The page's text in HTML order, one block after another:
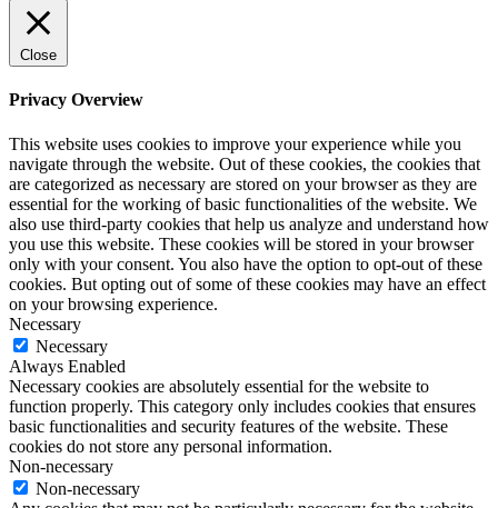
Close
Privacy Overview
This website uses cookies to improve your experience while you
navigate through the website. Out of these cookies, the cookies that
are categorized as necessary are stored on your browser as they are
essential for the working of basic functionalities of the website. We
also use third-party cookies that help us analyze and understand how
you use this website. These cookies will be stored in your browser
only with your consent. You also have the option to opt-out of these
cookies. But opting out of some of these cookies may have an effect
on your browsing experience.
Necessary
Necessary
Always Enabled
Necessary cookies are absolutely essential for the website to
function properly. This category only includes cookies that ensures
basic functionalities and security features of the website. These
cookies do not store any personal information.
Non-necessary
Non-necessary